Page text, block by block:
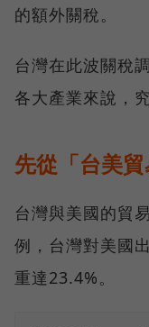
的額外關稅。
台灣在此波關稅
各大產業來說，
先從「台美
台灣與美國的貿
例，台灣對美國
重達23.4%。